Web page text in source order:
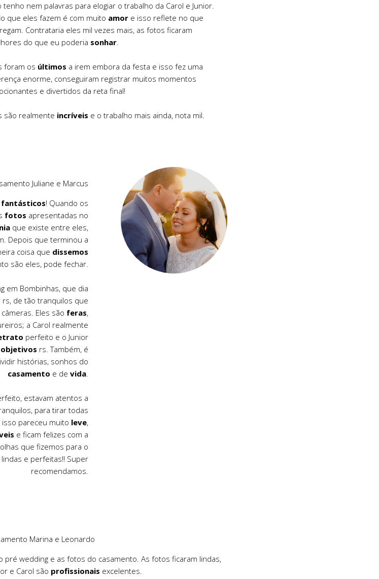
tenho nem palavras para elogiar o trabalho da Carol e Junior.
que eles fazem é com muito amor e isso reflete no que
Contrataria eles mil vezes mais, as fotos ficaram
do que eu poderia sonhar.
foram os últimos a irem embora da festa e isso fez uma
enorme, conseguiram registrar muitos momentos
e divertidos da reta final!
são realmente incríveis e o trabalho mais ainda, nota mil.
Juliane e Marcus
fantásticos! Quando os
fotos apresentadas no
que existe entre eles,
Depois que terminou a
coisa que dissemos
são eles, pode fechar.
em Bombinhas, que dia
rs, de tão tranquilos que
Eles são feras,
a Carol realmente
perfeito e o Junior
objetivos rs. Também, é
histórias, sonhos do
casamento e de vida.
estavam atentos a
para tirar todas
pareceu muito leve,
e ficam felizes com a
que fizemos para o
e perfeitas!! Super
recomendamos.
Marina e Leonardo
pré wedding e as fotos do casamento. As fotos ficaram lindas,
e Carol são profissionais excelentes.